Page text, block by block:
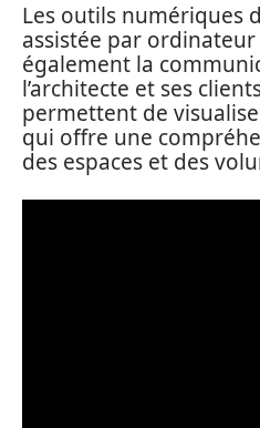
Les outils numériques
assistée par
également la
l’architecte et ses
permettent de
qui offre une
des espaces et des